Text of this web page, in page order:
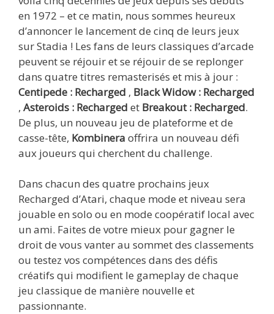
en 1972 – et ce matin, nous sommes heureux
d’annoncer le lancement de cinq de leurs jeux
sur Stadia ! Les fans de leurs classiques d’arcade
peuvent se réjouir et se réjouir de se replonger
dans quatre titres remasterisés et mis à jour :
Centipede : Recharged , Black Widow : Recharged
, Asteroids : Recharged et Breakout : Recharged.
De plus, un nouveau jeu de plateforme et de
casse-tête, Kombinera offrira un nouveau défi
aux joueurs qui cherchent du challenge.
Dans chacun des quatre prochains jeux
Recharged d’Atari, chaque mode et niveau sera
jouable en solo ou en mode coopératif local avec
un ami. Faites de votre mieux pour gagner le
droit de vous vanter au sommet des classements
ou testez vos compétences dans des défis
créatifs qui modifient le gameplay de chaque
jeu classique de manière nouvelle et
passionnante.